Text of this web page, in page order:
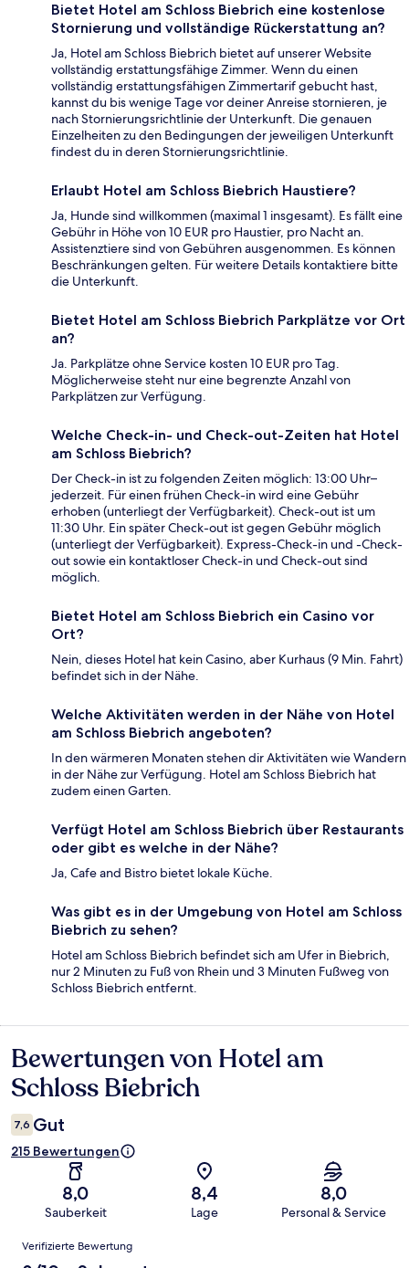
Bietet Hotel am Schloss Biebrich eine kostenlose
Stornierung und vollständige Rückerstattung an?
Ja, Hotel am Schloss Biebrich bietet auf unserer Website
vollständig erstattungsfähige Zimmer. Wenn du einen
vollständig erstattungsfähigen Zimmertarif gebucht hast,
kannst du bis wenige Tage vor deiner Anreise stornieren, je
nach Stornierungsrichtlinie der Unterkunft. Die genauen
Einzelheiten zu den Bedingungen der jeweiligen Unterkunft
findest du in deren Stornierungsrichtlinie.
Erlaubt Hotel am Schloss Biebrich Haustiere?
Ja, Hunde sind willkommen (maximal 1 insgesamt). Es fällt eine
Gebühr in Höhe von 10 EUR pro Haustier, pro Nacht an.
Assistenztiere sind von Gebühren ausgenommen. Es können
Beschränkungen gelten. Für weitere Details kontaktiere bitte
die Unterkunft.
Bietet Hotel am Schloss Biebrich Parkplätze vor Ort
an?
Ja. Parkplätze ohne Service kosten 10 EUR pro Tag.
Möglicherweise steht nur eine begrenzte Anzahl von
Parkplätzen zur Verfügung.
Welche Check-in- und Check-out-Zeiten hat Hotel
am Schloss Biebrich?
Der Check-in ist zu folgenden Zeiten möglich: 13:00 Uhr–
jederzeit. Für einen frühen Check-in wird eine Gebühr
erhoben (unterliegt der Verfügbarkeit). Check-out ist um
11:30 Uhr. Ein später Check-out ist gegen Gebühr möglich
(unterliegt der Verfügbarkeit). Express-Check-in und -Check-
out sowie ein kontaktloser Check-in und Check-out sind
möglich.
Bietet Hotel am Schloss Biebrich ein Casino vor
Ort?
Nein, dieses Hotel hat kein Casino, aber Kurhaus (9 Min. Fahrt)
befindet sich in der Nähe.
Welche Aktivitäten werden in der Nähe von Hotel
am Schloss Biebrich angeboten?
In den wärmeren Monaten stehen dir Aktivitäten wie Wandern
in der Nähe zur Verfügung. Hotel am Schloss Biebrich hat
zudem einen Garten.
Verfügt Hotel am Schloss Biebrich über Restaurants
oder gibt es welche in der Nähe?
Ja, Cafe and Bistro bietet lokale Küche.
Was gibt es in der Umgebung von Hotel am Schloss
Biebrich zu sehen?
Hotel am Schloss Biebrich befindet sich am Ufer in Biebrich,
nur 2 Minuten zu Fuß von Rhein und 3 Minuten Fußweg von
Schloss Biebrich entfernt.
Bewertungen
Bewertungen von Hotel am
Schloss Biebrich
7,6 Gut
215 Bewertungen
8,0
Sauberkeit
8,4
Lage
8,0
Personal & Service
Bewertungen
Verifizierte Bewertung